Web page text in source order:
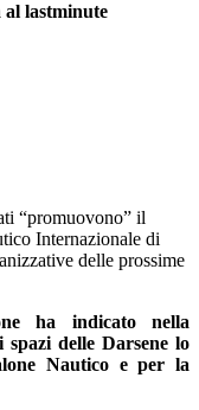
al lastminute
“promuovono” il
Internazionale di
delle prossime
ha indicato nella
spazi delle Darsene lo
Nautico e per la